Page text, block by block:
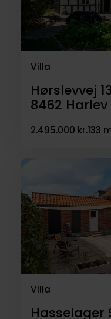
Villa
Hørslevvej
8462 Harlev
2.495.000 kr.133
Villa
Hasselager